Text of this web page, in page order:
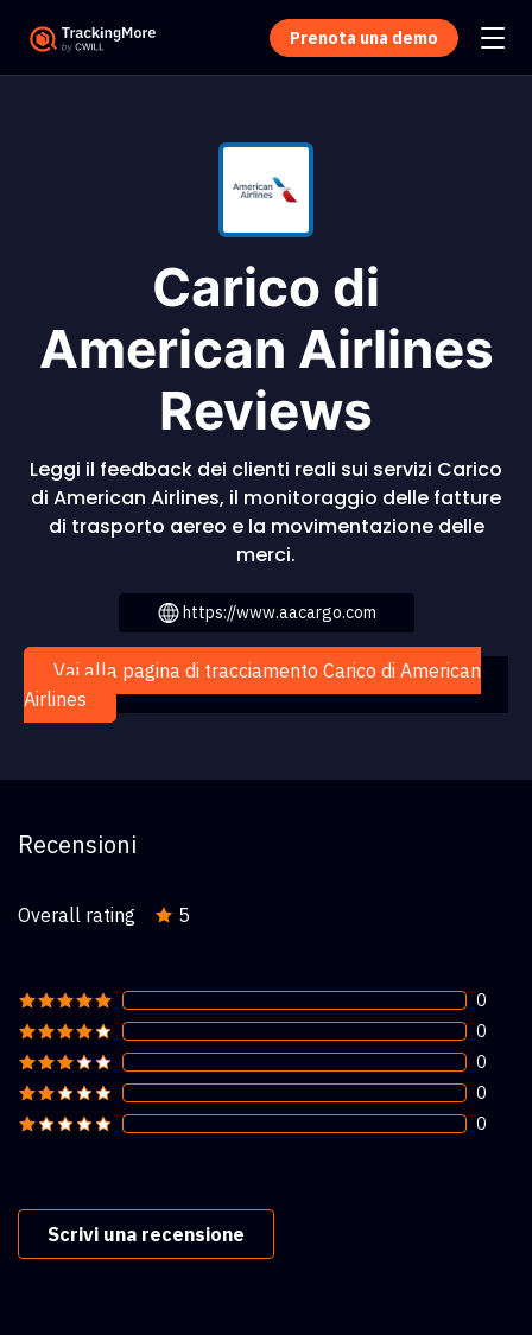
Prenota una demo
Carico di
American Airlines
Reviews
Leggi il feedback dei clienti reali sui servizi Carico
di American Airlines, il monitoraggio delle fatture
di trasporto aereo e la movimentazione delle
merci.
https://www.aacargo.com
Vai alla pagina di tracciamento Carico di American
Airlines
Recensioni
Overall rating 5
0
0
0
0
0
Scrivi una recensione